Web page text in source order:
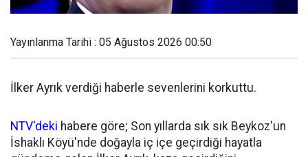
Yayınlanma Tarihi : 05 Ağustos 2026 00:50
İlker Ayrık verdiği haberle sevenlerini korkuttu.
NTV'deki habere göre; Son yıllarda sık sık Beykoz'un
İshaklı Köyü'nde doğayla iç içe geçirdiği hayatla